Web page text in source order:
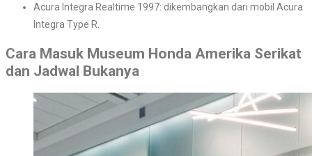
Acura Integra Realtime 1997: dikembangkan dari mobil Acura
Integra Type R.
Cara Masuk Museum Honda Amerika Serikat
dan Jadwal Bukanya